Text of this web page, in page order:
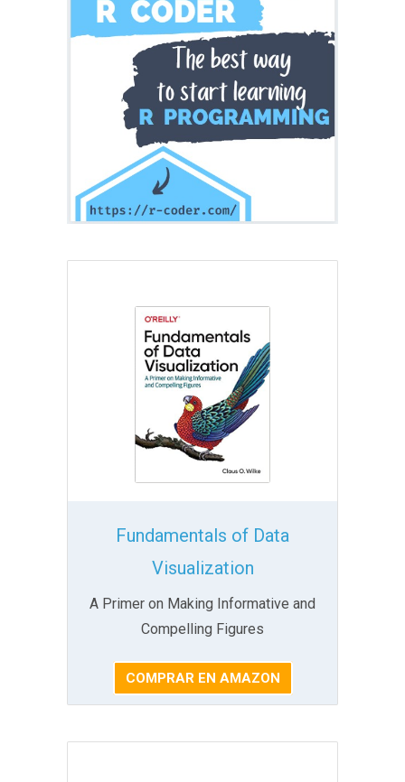
Fundamentals of Data
Visualization
A Primer on Making Informative and
Compelling Figures
COMPRAR EN AMAZON